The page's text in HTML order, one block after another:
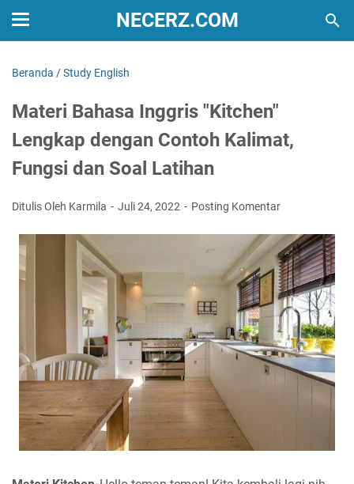
NECERZ.COM
Beranda /Study English
Materi Bahasa Inggris "Kitchen"
Lengkap dengan Contoh Kalimat,
Fungsi dan Soal Latihan
Ditulis Oleh Karmila Juli 24, 2022 Posting Komentar